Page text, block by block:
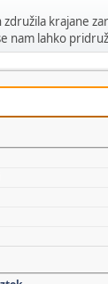
krajane
nam lahko